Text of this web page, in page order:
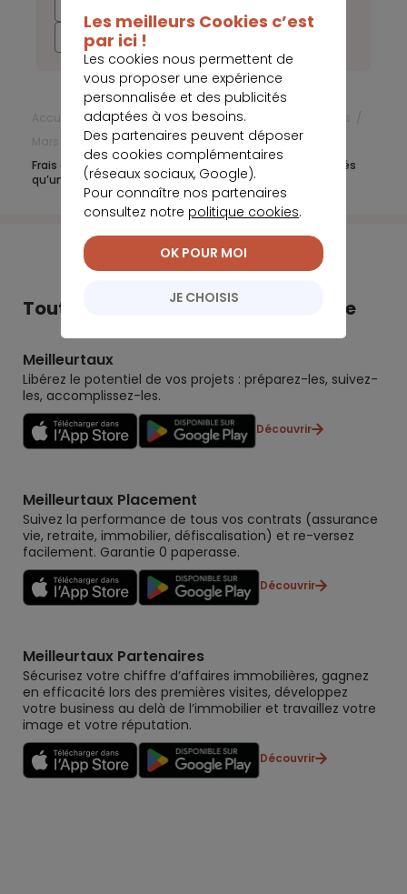
2017
Frais bancaires
Actualités Frais bancaires
Mars 2020
Frais d’incidence bancaire : les clients ne seront pénalisés
qu’une fois par rejet
Tout Meilleurtaux dans votre poche
Meilleurtaux
Libérez le potentiel de vos projets : préparez-les, suivez-
les, accomplissez-les.
Découvrir
Meilleurtaux Placement
Suivez la performance de tous vos contrats (assurance
vie, retraite, immobilier, défiscalisation) et re-versez
facilement. Garantie 0 paperasse.
Découvrir
Meilleurtaux Partenaires
Sécurisez votre chiffre d’affaires immobilières, gagnez
en efficacité lors des premières visites, développez
votre business au delà de l’immobilier et travaillez votre
image et votre réputation.
Découvrir
Les meilleurs Cookies c’est
par ici !
Les cookies nous permettent de
vous proposer une expérience
personnalisée et des publicités
adaptées à vos besoins.
Des partenaires peuvent déposer
des cookies complémentaires
(réseaux sociaux, Google).
Pour connaître nos partenaires
consultez notre politique cookies.
JE CHOISIS
OK POUR MOI